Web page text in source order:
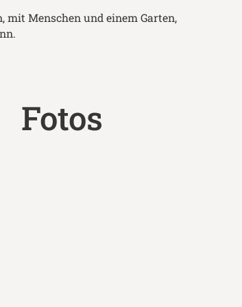
mit Menschen und einem Garten,
Fotos